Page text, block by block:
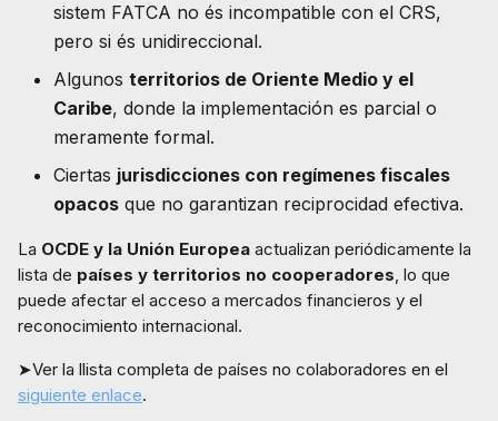
sistem FATCA no és incompatible con el CRS,
pero si és unidireccional.
Algunos territorios de Oriente Medio y el
Caribe, donde la implementación es parcial o
meramente formal.
Ciertas jurisdicciones con regímenes fiscales
opacos que no garantizan reciprocidad efectiva.
La OCDE y la Unión Europea actualizan periódicamente la
lista de países y territorios no cooperadores, lo que
puede afectar el acceso a mercados financieros y el
reconocimiento internacional.
➤Ver la llista completa de países no colaboradores en el
siguiente enlace.